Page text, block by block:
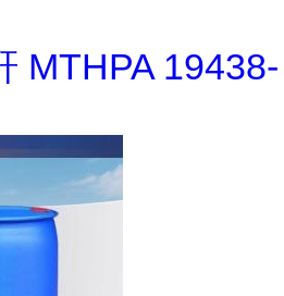
MTHPA 19438-